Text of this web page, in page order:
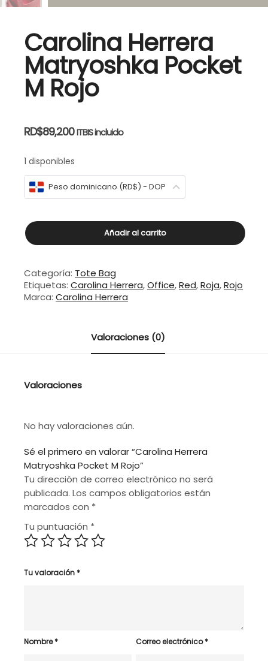
Carolina Herrera
Matryoshka Pocket
M Rojo
RD$89,200 ITBIS incluido
1 disponibles
Peso dominicano (RD$) - DOP
Carolina
Herrera
Pocket
M
Rojo
Añadir al carrito
Categoría: Tote Bag
Etiquetas: Carolina Herrera,Office,Red,Roja,Rojo
Marca: Carolina Herrera
Valoraciones (0)
Valoraciones
No hay valoraciones aún.
Sé el primero en valorar “Carolina Herrera
Matryoshka Pocket M Rojo”
Tu dirección de correo electrónico no será
publicada. Los campos obligatorios están
marcados con *
Tu puntuación *
Tu valoración*
Nombre* Correo electrónico*